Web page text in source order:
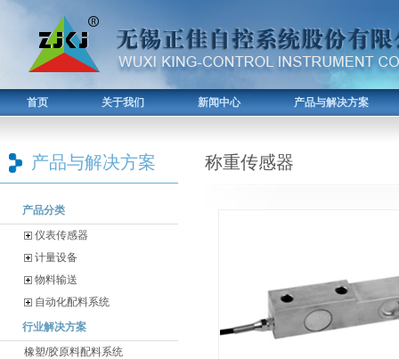
首页 关于我们 新闻中心 产品与解决方案
产品与解决方案
产品分类
仪表传感器
计量设备
物料输送
自动化配料系统
行业解决方案
橡塑/胶原料配料系统
称重传感器